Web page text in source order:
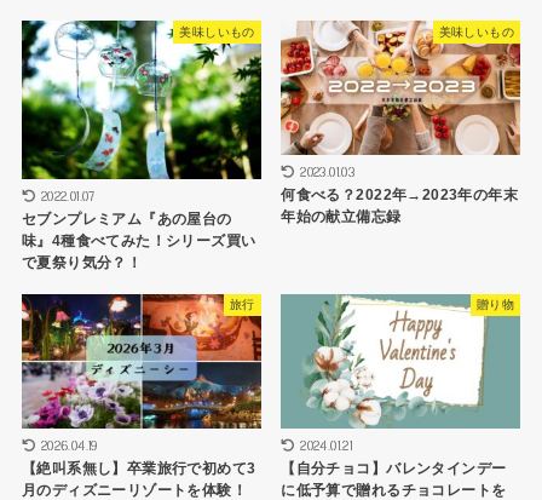
美味しいもの
2022.01.07
セブンプレミアム『あの屋台の
味』4種食べてみた！シリーズ買い
で夏祭り気分？！
美味しいもの
2023.01.03
何食べる？2022年→2023年の年末
年始の献立備忘録
旅行
2026.04.19
【絶叫系無し】卒業旅行で初めて3
月のディズニーリゾートを体験！
贈り物
2024.01.21
【自分チョコ】バレンタインデー
に低予算で贈れるチョコレートを